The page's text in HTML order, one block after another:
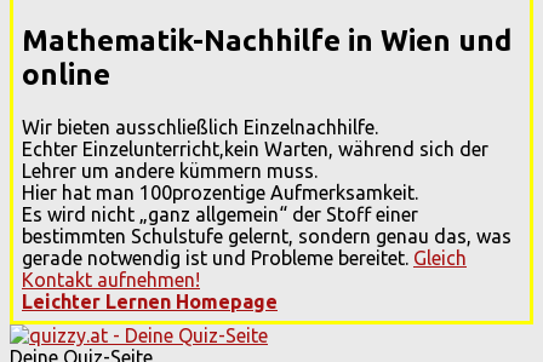
Mathematik-Nachhilfe in Wien und
online
Wir bieten ausschließlich Einzelnachhilfe.
Echter Einzelunterricht,kein Warten, während sich der
Lehrer um andere kümmern muss.
Hier hat man 100prozentige Aufmerksamkeit.
Es wird nicht „ganz allgemein“ der Stoff einer
bestimmten Schulstufe gelernt, sondern genau das, was
gerade notwendig ist und Probleme bereitet. Gleich
Kontakt aufnehmen!
Leichter Lernen Homepage
Deine Quiz-Seite